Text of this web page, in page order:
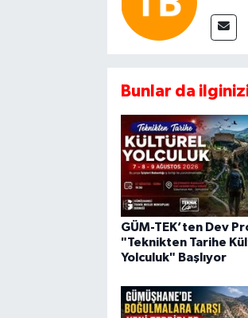
Bunlar da
GÜM-TEK’ten Dev
"Teknikten Tarihe
Yolculuk" Başlıyor